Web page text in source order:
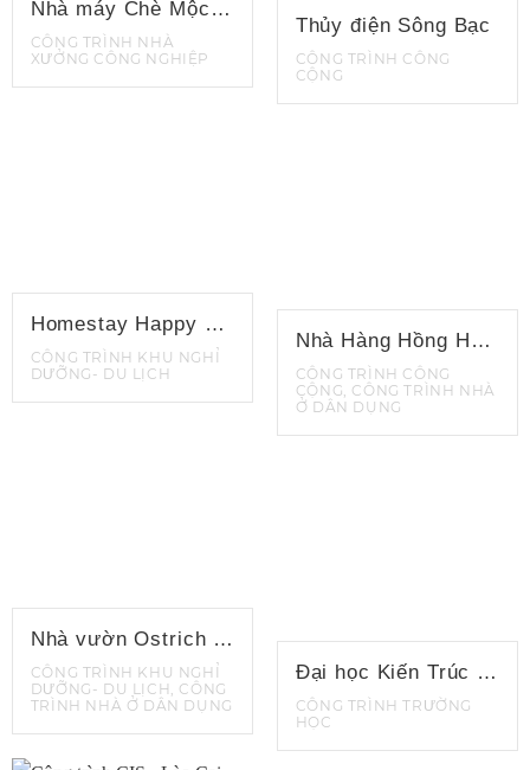
Nhà máy Chè Mộc Châu
CÔNG TRÌNH NHÀ
XƯỞNG CÔNG NGHIỆP
Thủy điện Sông Bạc
CÔNG TRÌNH CÔNG
CỘNG
Homestay Happy Farm Hải Phòng
CÔNG TRÌNH KHU NGHỈ
DƯỠNG- DU LỊCH
Nhà Hàng Hồng Hạnh
CÔNG TRÌNH CÔNG
CỘNG, CÔNG TRÌNH NHÀ
Ở DÂN DỤNG
Nhà vườn Ostrich Bà Vì
CÔNG TRÌNH KHU NGHỈ
DƯỠNG- DU LỊCH, CÔNG
TRÌNH NHÀ Ở DÂN DỤNG
Đại học Kiến Trúc Hà Nội
CÔNG TRÌNH TRƯỜNG
HỌC